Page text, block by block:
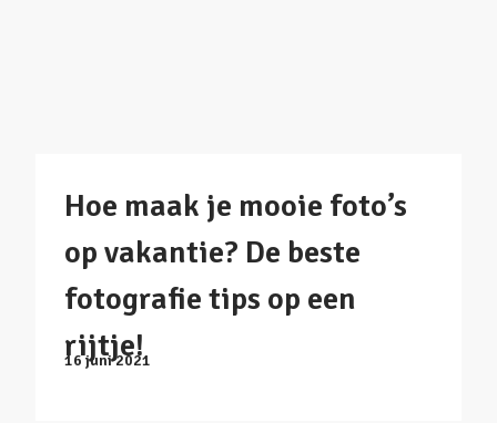
Hoe maak je mooie foto’s
op vakantie? De beste
fotografie tips op een
rijtje!
16 juni 2021